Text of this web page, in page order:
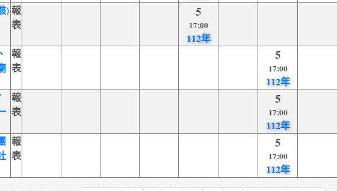
)報
表
5
17:00
112年
報
表
5
17:00
112年
報
表
5
17:00
112年
報
表
5
17:00
112年